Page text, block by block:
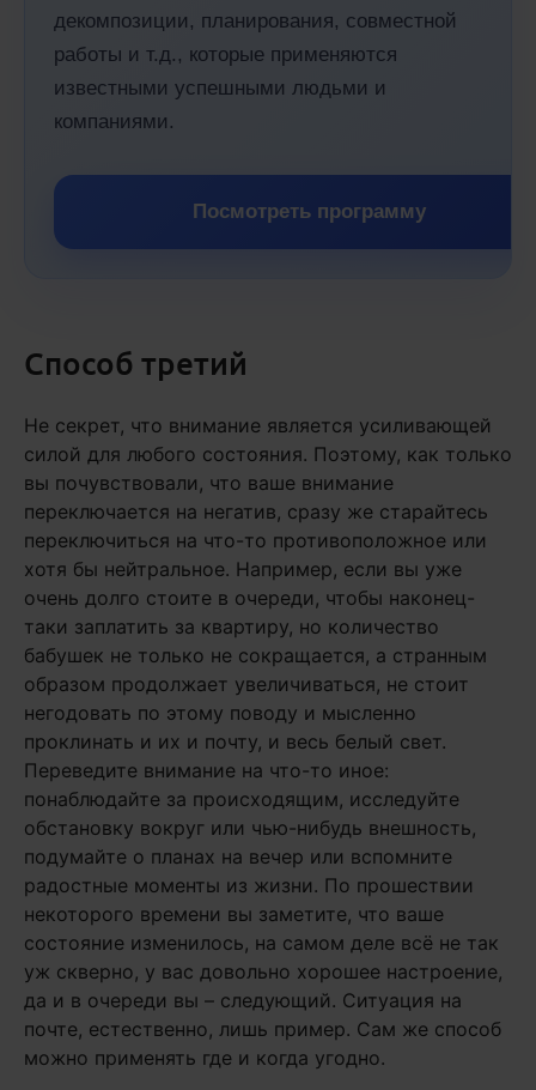
декомпозиции, планирования, совместной
работы и т.д., которые применяются
известными успешными людьми и
компаниями.
Посмотреть программу
Способ третий
Не секрет, что внимание является усиливающей
силой для любого состояния. Поэтому, как только
вы почувствовали, что ваше внимание
переключается на негатив, сразу же старайтесь
переключиться на что-то противоположное или
хотя бы нейтральное. Например, если вы уже
очень долго стоите в очереди, чтобы наконец-
таки заплатить за квартиру, но количество
бабушек не только не сокращается, а странным
образом продолжает увеличиваться, не стоит
негодовать по этому поводу и мысленно
проклинать и их и почту, и весь белый свет.
Переведите внимание на что-то иное:
понаблюдайте за происходящим, исследуйте
обстановку вокруг или чью-нибудь внешность,
подумайте о планах на вечер или вспомните
радостные моменты из жизни. По прошествии
некоторого времени вы заметите, что ваше
состояние изменилось, на самом деле всё не так
уж скверно, у вас довольно хорошее настроение,
да и в очереди вы – следующий. Ситуация на
почте, естественно, лишь пример. Сам же способ
можно применять где и когда угодно.